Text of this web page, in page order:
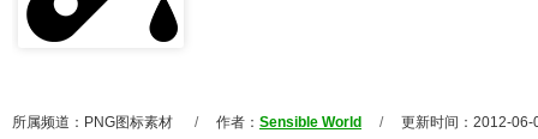
所属频道： PNG图标素材 / 作者： Sensible World / 更新时间：2012-06-